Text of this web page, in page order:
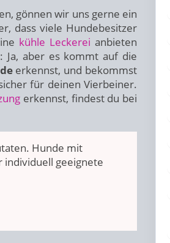
gönnen wir uns gerne ein
dass viele Hundebesitzer
kühle Leckerei anbieten
Ja, aber es kommt auf die
erkennst, und bekommst
für deinen Vierbeiner.
erkennst, findest du bei
Hunde mit
individuell geeignete